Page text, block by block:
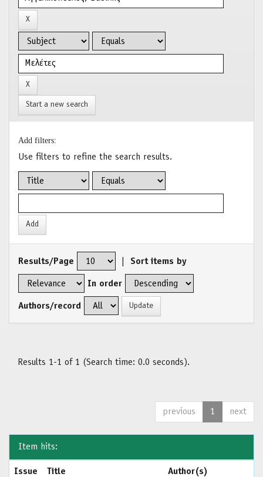
Start a new search
Add filters:
Use filters to refine the search results.
Results/Page Sort items by
In order
Authors/record
Results 1-1 of 1 (Search time: 0.0 seconds).
previous 1 next
Item hits:
Issue
Title Author(s)